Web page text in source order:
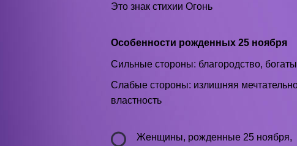
Это знак стихии Огонь
Особенности рожденных 25 ноября
Сильные стороны: благородство,
Слабые стороны: излишняя
властность
Женщины, рожденные 25 ноября,